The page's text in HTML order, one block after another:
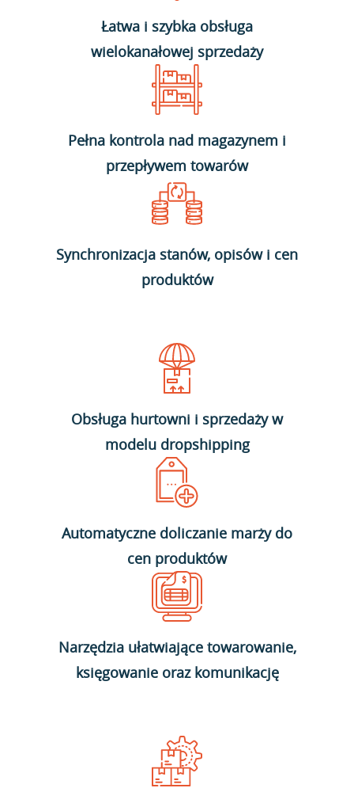
Łatwa i szybka obsługa
wielokanałowej sprzedaży
Pełna kontrola nad magazynem i
przepływem towarów
Synchronizacja stanów, opisów i cen
produktów
Obsługa hurtowni i sprzedaży w
modelu dropshipping
Automatyczne doliczanie marży do
cen produktów
Narzędzia ułatwiające towarowanie,
księgowanie oraz komunikację